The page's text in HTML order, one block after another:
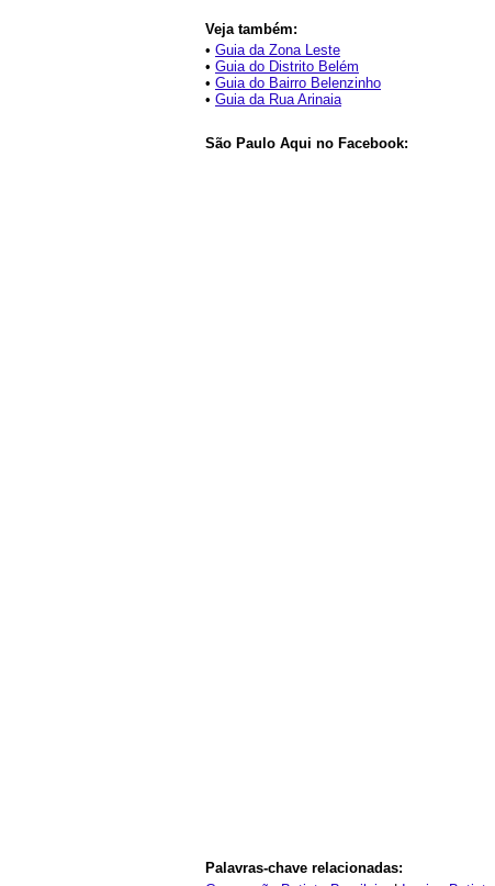
Veja também:
• Guia da Zona Leste
• Guia do Distrito Belém
• Guia do Bairro Belenzinho
• Guia da Rua Arinaia
São Paulo Aqui no Facebook:
Palavras-chave relacionadas: